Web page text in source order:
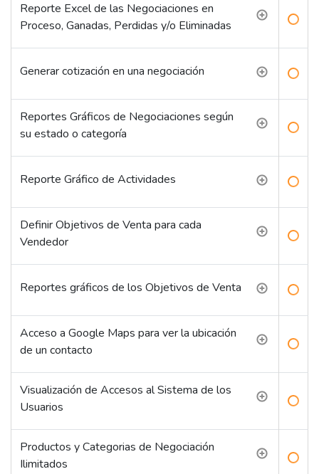
Reporte Excel de las Negociaciones en
Proceso, Ganadas, Perdidas y/o Eliminadas
Generar cotización en una negociación
Reportes Gráficos de Negociaciones según
su estado o categoría
Reporte Gráfico de Actividades
Definir Objetivos de Venta para cada
Vendedor
Reportes gráficos de los Objetivos de Venta
Acceso a Google Maps para ver la ubicación
de un contacto
Visualización de Accesos al Sistema de los
Usuarios
Productos y Categorias de Negociación
Ilimitados